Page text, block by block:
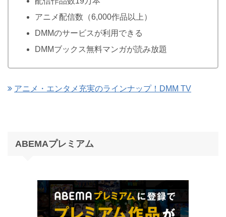
アニメ配信数（6,000作品以上）
DMMのサービスが利用できる
DMMブックス無料マンガが読み放題
アニメ・エンタメ充実のラインナップ！DMM TV
ABEMAプレミアム